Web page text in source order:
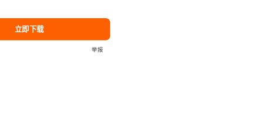
立即下载
举报